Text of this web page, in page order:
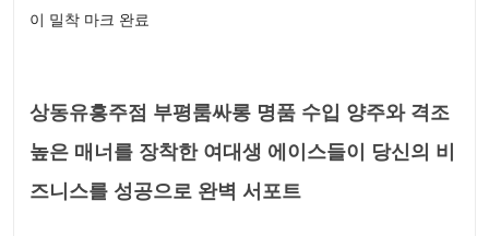
이 밀착 마크 완료
상동유흥주점 부평룸싸롱 명품 수입 양주와 격조
높은 매너를 장착한 여대생 에이스들이 당신의 비
즈니스를 성공으로 완벽 서포트